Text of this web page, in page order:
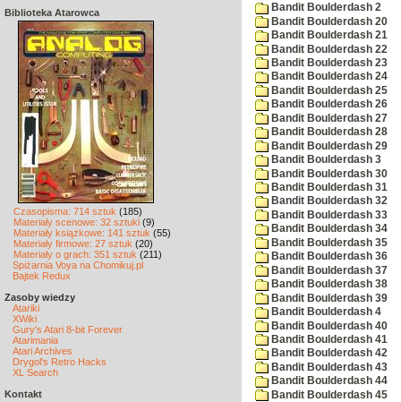
Biblioteka Atarowca
Czasopisma: 714 sztuk (185)
Materiały scenowe: 32 sztuki (9)
Materiały książkowe: 141 sztuk (55)
Materiały firmowe: 27 sztuk (20)
Materiały o grach: 351 sztuk (211)
Spiżarnia Voya na Chomikuj.pl
Bajtek Redux
Zasoby wiedzy
Atariki
XWiki
Gury's Atari 8-bit Forever
Atarimania
Atari Archives
Drygol's Retro Hacks
XL Search
Kontakt
Bandit Boulderdash 2
Bandit Boulderdash 20
Bandit Boulderdash 21
Bandit Boulderdash 22
Bandit Boulderdash 23
Bandit Boulderdash 24
Bandit Boulderdash 25
Bandit Boulderdash 26
Bandit Boulderdash 27
Bandit Boulderdash 28
Bandit Boulderdash 29
Bandit Boulderdash 3
Bandit Boulderdash 30
Bandit Boulderdash 31
Bandit Boulderdash 32
Bandit Boulderdash 33
Bandit Boulderdash 34
Bandit Boulderdash 35
Bandit Boulderdash 36
Bandit Boulderdash 37
Bandit Boulderdash 38
Bandit Boulderdash 39
Bandit Boulderdash 4
Bandit Boulderdash 40
Bandit Boulderdash 41
Bandit Boulderdash 42
Bandit Boulderdash 43
Bandit Boulderdash 44
Bandit Boulderdash 45